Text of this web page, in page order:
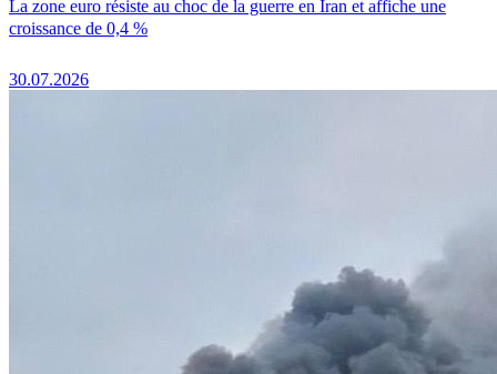
La zone euro résiste au choc de la guerre en Iran et affiche une
croissance de 0,4 %
30.07.2026